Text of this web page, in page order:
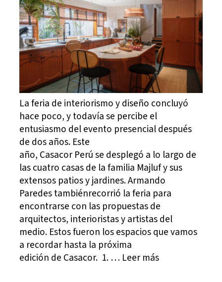
La feria de interiorismo y diseño concluyó
hace poco, y todavía se percibe el
entusiasmo del evento presencial después
de dos años. Este
año, Casacor Perú se desplegó a lo largo de
las cuatro casas de la familia Majluf y sus
extensos patios y jardines. Armando
Paredes tambiénrecorrió la feria para
encontrarse con las propuestas de
arquitectos, interioristas y artistas del
medio. Estos fueron los espacios que vamos
a recordar hasta la próxima
edición de Casacor. 1. … Leer más